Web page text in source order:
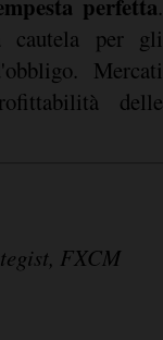
.
cautela per gli
Mercati
delle
potrebbe inoltre ripercuotersi in maniera importante
e ciò potrebbe
FXCM